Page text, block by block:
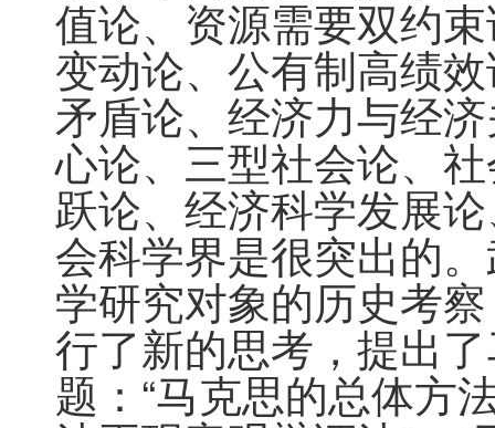
值论、资源需要双约
变动论、公有制高绩
矛盾论、经济力与经
心论、三型社会论、
跃论、经济科学发展
会科学界是很突出的
学研究对象的历史考
行了新的思考，提出
题：“马克思的总体方